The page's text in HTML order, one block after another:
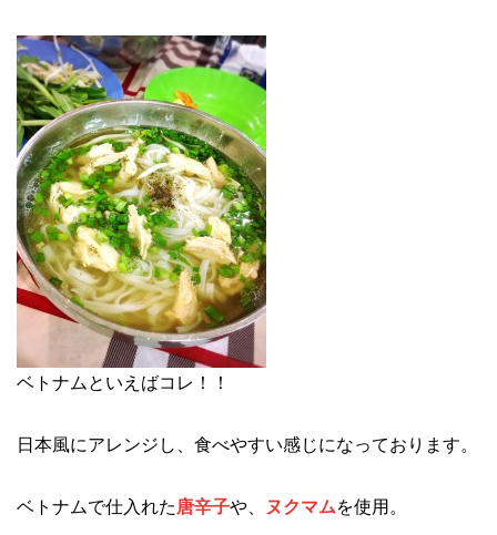
ベトナムといえばコレ！！
日本風にアレンジし、食べやすい感じになっております。
ベトナムで仕入れた 唐辛子や、 ヌクマムを使用。